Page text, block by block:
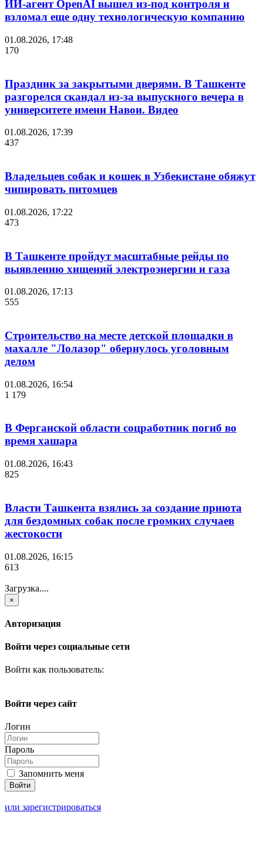
ИИ-агент OpenAI вышел из-под контроля и
взломал еще одну технологическую компанию
01.08.2026, 17:48
170
Праздник за закрытыми дверями. В Ташкенте
разгорелся скандал из-за выпускного вечера в
университете имени Навои. Видео
01.08.2026, 17:39
437
Владельцев собак и кошек в Узбекистане обяжут
чипировать питомцев
01.08.2026, 17:22
473
В Ташкенте пройдут масштабные рейды по
выявлению хищений электроэнергии и газа
01.08.2026, 17:13
555
Строительство на месте детской площадки в
махалле "Лолазор" обернулось уголовным
делом
01.08.2026, 16:54
1 179
В Ферганской области соцработник погиб во
время хашара
01.08.2026, 16:43
825
Власти Ташкента взялись за создание приюта
для бездомных собак после громких случаев
жестокости
01.08.2026, 16:15
613
Загрузка....
×
Авторизация
Войти через социальные сети
Войти как пользователь:
Войти через сайт
Логин
Пароль
Запомнить меня
или зарегистрироваться